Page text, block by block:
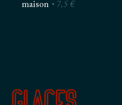
maison • 7,5 €